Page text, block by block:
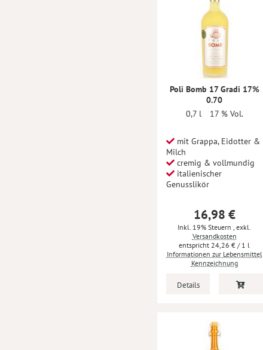
Poli Bomb 17 Gradi 17%
0.70
0,7 l
17 % Vol.
mit Grappa, Eidotter &
Milch
cremig & vollmundig
italienischer
Genusslikör
16,98 €
Inkl. 19% Steuern
exkl.
Versandkosten
24,26 € / 1 l
Informationen zur Lebensmittel
Kennzeichnung
Details